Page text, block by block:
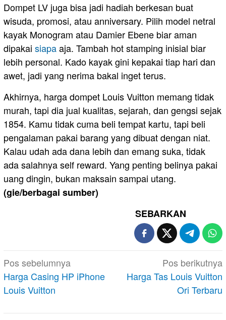
Dompet LV juga bisa jadi hadiah berkesan buat
wisuda, promosi, atau anniversary. Pilih model netral
kayak Monogram atau Damier Ebene biar aman
dipakai siapaaja. Tambah hot stamping inisial biar
lebih personal. Kado kayak gini kepakai tiap hari dan
awet, jadi yang nerima bakal inget terus.
Akhirnya, harga dompet Louis Vuitton memang tidak
murah, tapi dia jual kualitas, sejarah, dan gengsi sejak
1854. Kamu tidak cuma beli tempat kartu, tapi beli
pengalaman pakai barang yang dibuat dengan niat.
Kalau udah ada dana lebih dan emang suka, tidak
ada salahnya self reward. Yang penting belinya pakai
uang dingin, bukan maksain sampai utang.
(gie/berbagai sumber)
SEBARKAN
Navigasi
pos
Pos sebelumnya
Harga Casing HP iPhone
Louis Vuitton
Pos berikutnya
Harga Tas Louis Vuitton
Ori Terbaru